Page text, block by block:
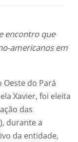
encontro que
americanos em
do Pará
Xavier, foi eleita
das
durante a
da entidade,